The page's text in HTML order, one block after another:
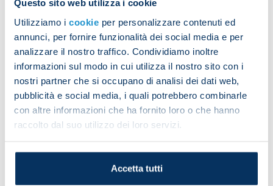
Questo sito web utilizza i cookie
Utilizziamo i cookie per personalizzare contenuti ed
annunci, per fornire funzionalità dei social media e per
analizzare il nostro traffico. Condividiamo inoltre
informazioni sul modo in cui utilizza il nostro sito con i
nostri partner che si occupano di analisi dei dati web,
pubblicità e social media, i quali potrebbero combinarle
con altre informazioni che ha fornito loro o che hanno
raccolto dal suo utilizzo dei loro servizi.
Accetta tutti
Date Referee Team Opponent H/A
30/04/2022
Antonio
Rapuano
Napoli Sassuolo H
29/10/2022
Antonio
Rapuano
Napoli Sassuolo H
Rapuano